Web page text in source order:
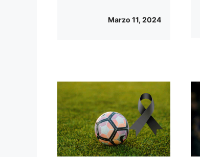
Marzo 11, 2024